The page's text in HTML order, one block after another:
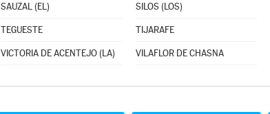
SAUZAL (EL) SILOS (LOS)
TEGUESTE TIJARAFE
VICTORIA DE ACENTEJO (LA) VILAFLOR DE CHASNA